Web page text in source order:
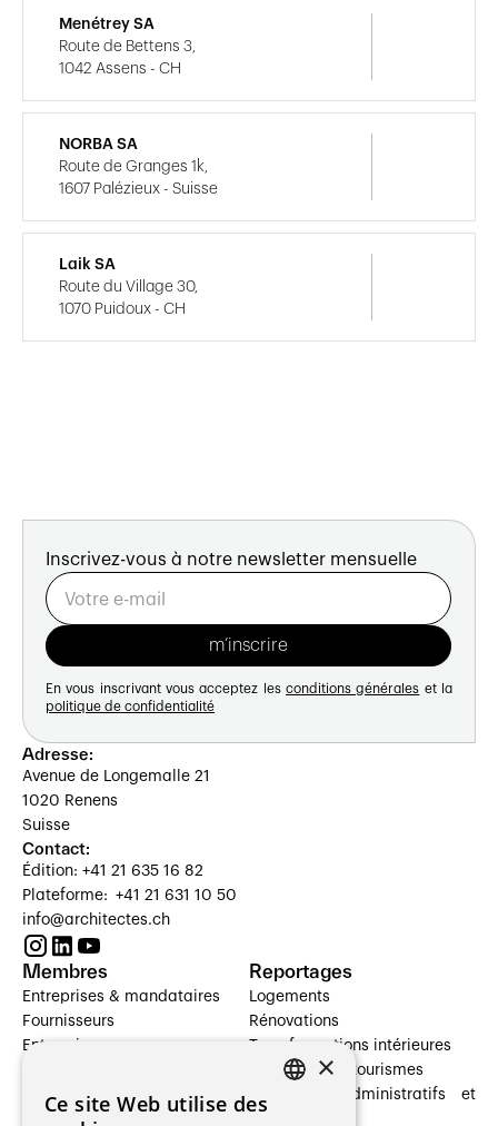
Menétrey SA
Route de Bettens 3,
1042 Assens - CH
NORBA SA
Route de Granges 1k,
1607 Palézieux - Suisse
Laik SA
Route du Village 30,
1070 Puidoux - CH
Inscrivez-vous à notre newsletter mensuelle
En vous inscrivant vous acceptez les conditions générales et la
politique de confidentialité
Adresse:
Avenue de Longemalle 21
1020 Renens
Suisse
Contact:
Édition: +41 21 635 16 82
Plateforme: +41 21 631 10 50
info@architectes.ch
Membres
Entreprises & mandataires
Fournisseurs
Entreprises
Architectes paysagistes
Architectes d'intérieur
Reportages
Logements
Rénovations
Transformations intérieures
Hôtelleries et tourismes
Bâtiments administratifs et
×
Ce site Web utilise des